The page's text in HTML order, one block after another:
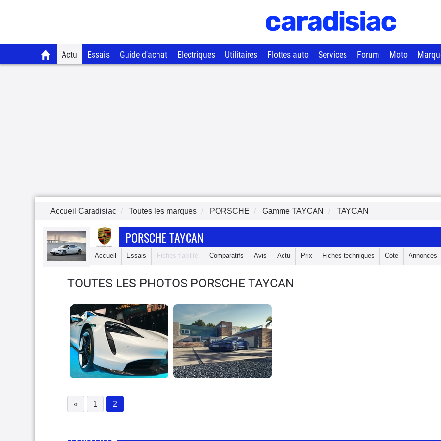
Actu Essais Guide d'achat Electriques Utilitaires Flottes auto Services Forum Moto
Accueil Caradisiac Toutes les marques PORSCHE Gamme TAYCAN TAYCAN
PORSCHE TAYCAN
Accueil Essais Fiches fiabilité Comparatifs Avis Actu Prix Fiches techniques Cote Annonces
TOUTES LES PHOTOS PORSCHE TAYCAN
« 1 2
(current)